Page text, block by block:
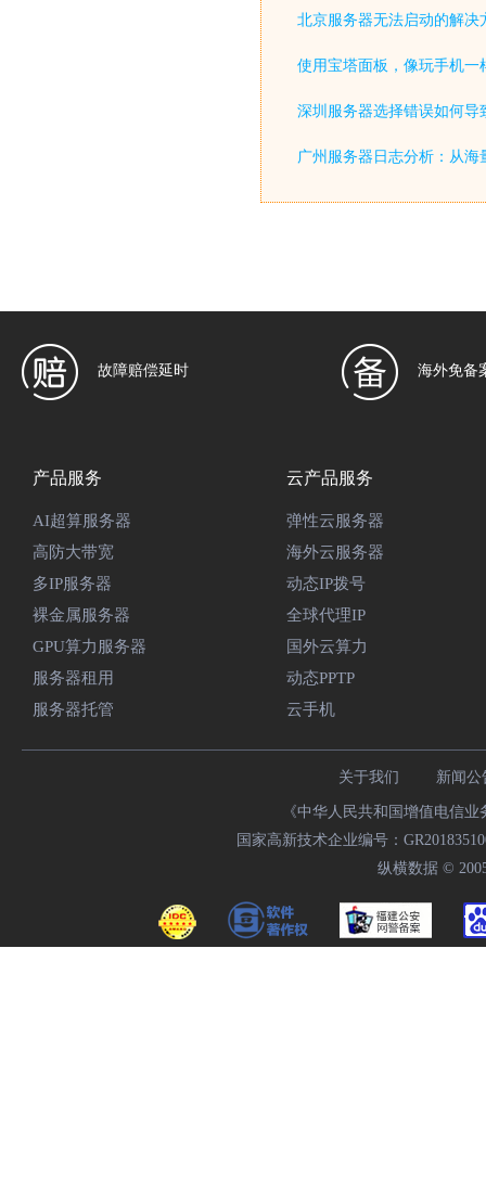
北京服务器无法启动的解决
使用宝塔面板，像玩手机一
深圳服务器选择错误如何导
广州服务器日志分析：从海
故障赔偿延时 海外免备
产品服务
AI超算服务器
高防大带宽
多IP服务器
裸金属服务器
GPU算力服务器
服务器租用
服务器托管
云产品服务
弹性云服务器
海外云服务器
动态IP拨号
全球代理IP
国外云算力
动态PPTP
云手机
关于我们 新闻公
《中华人民共和国增值电信
国家高新技术企业编号：
纵横数据 ©